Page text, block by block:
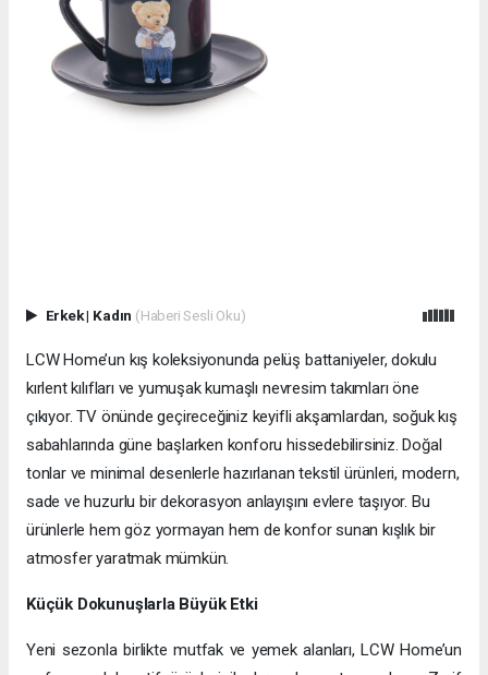
Erkek| Kadın (Haberi Sesli Oku)
LCW Home’un kış koleksiyonunda pelüş battaniyeler, dokulu
kırlent kılıfları ve yumuşak kumaşlı nevresim takımları öne
çıkıyor. TV önünde geçireceğiniz keyifli akşamlardan, soğuk kış
sabahlarında güne başlarken konforu hissedebilirsiniz. Doğal
tonlar ve minimal desenlerle hazırlanan tekstil ürünleri, modern,
sade ve huzurlu bir dekorasyon anlayışını evlere taşıyor. Bu
ürünlerle hem göz yormayan hem de konfor sunan kışlık bir
atmosfer yaratmak mümkün.
Küçük Dokunuşlarla Büyük Etki
Yeni sezonla birlikte mutfak ve yemek alanları, LCW Home’un